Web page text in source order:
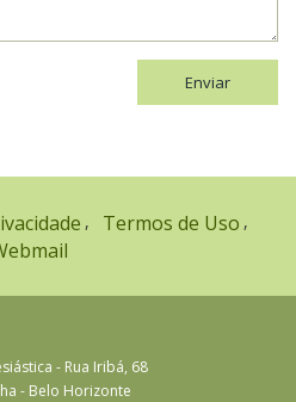
Enviar
Termos de Uso
- Rua Iribá, 68
- Belo Horizonte